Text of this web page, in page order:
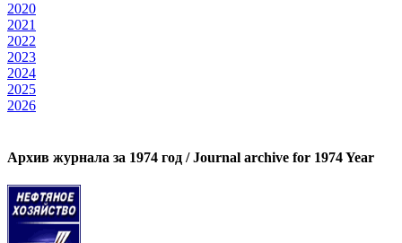
2020
2021
2022
2023
2024
2025
2026
Архив журнала за 1974 год / Journal archive for 1974 Year